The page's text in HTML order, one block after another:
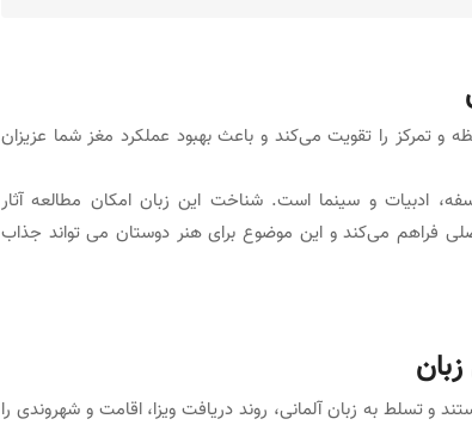
و تمرکز را تقویت می‌کند و باعث بهبود عملکرد مغز شما عزیزان
ادبیات و سینما است. شناخت این زبان امکان مطالعه آثار
اصلی فراهم می‌کند و این موضوع برای هنر دوستان می تواند جذاب
و تسلط به زبان آلمانی، روند دریافت ویزا، اقامت و شهروندی را